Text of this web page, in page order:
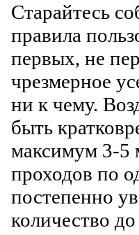
Старайтесь
правила
первых, не
чрезмерное
ни к чему.
быть
максимум 3-5
проходов по
постепенно
количество